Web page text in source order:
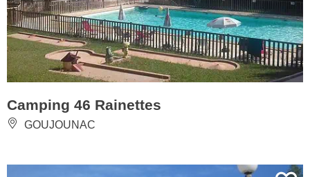
Camping 46 Rainettes
GOUJOUNAC